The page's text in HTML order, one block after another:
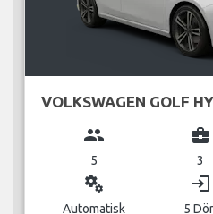
VOLKSWAGEN GOLF
group
5
business_center
3
miscellaneous_services
Automatisk
login
5